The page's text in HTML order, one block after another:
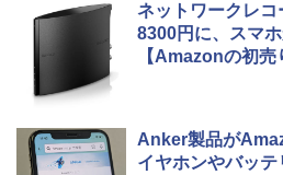
ネットワークレ
8300円に、スマ
【Amazonの初売
Anker製品が
イヤホンやバッテ